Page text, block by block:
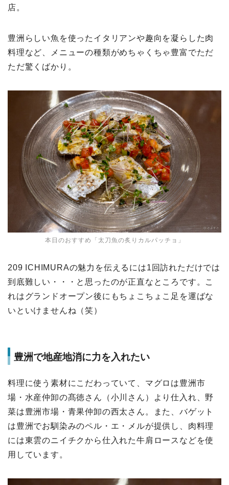
店。
豊洲らしい魚を使ったイタリアンや趣向を凝らした肉
料理など、メニューの種類がめちゃくちゃ豊富でただ
ただ驚くばかり。
本日のおすすめ「太刀魚の炙りカルパッチョ」
209 ICHIMURAの魅力を伝えるには1回訪れただけでは
到底難しい・・・と思ったのが正直なところです。こ
れはグランドオープン後にもちょこちょこ足を運ばな
いといけませんね（笑）
豊洲で地産地消に力を入れたい
料理に使う素材にこだわっていて、マグロは豊洲市
場・水産仲卸の髙徳さん（小川さん）より仕入れ、野
菜は豊洲市場・青果仲卸の西太さん。また、バゲット
は豊洲でお馴染みのペル・エ・メルが提供し、肉料理
には東雲のニイチクから仕入れた牛肩ロースなどを使
用しています。